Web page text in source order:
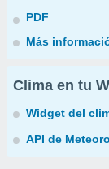
PDF
Más
Clima en tu
Widget del
API de